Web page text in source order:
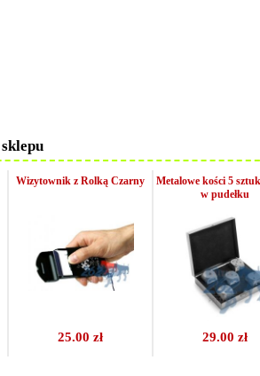
25.00 zł
Wizytownik z Rolką Czarny
29.00 zł
Metalowe kości 5
w pudełku